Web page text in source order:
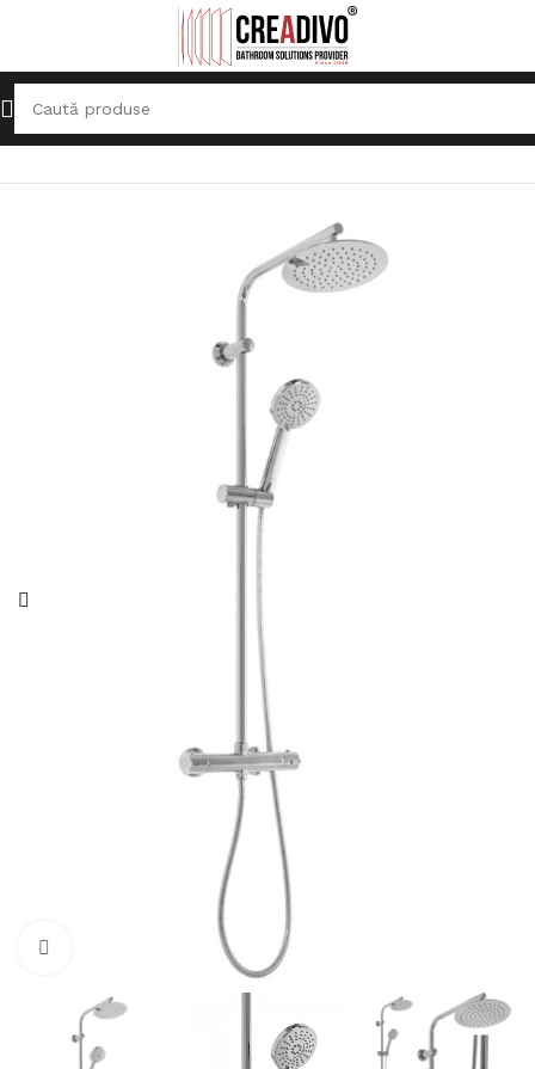
Prima pagină Sisteme de duș Coloane de duș
Click pentru a mari